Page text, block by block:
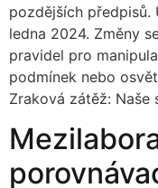
pozdějších předpisů.
ledna 2024. Změny
pravidel pro
podmínek nebo
Zraková zátěž: